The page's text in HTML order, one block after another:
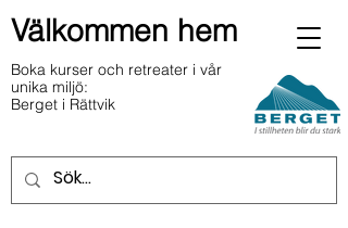
Välkommen hem
Boka kurser och retreater i vår
unika miljö:
Berget i Rättvik